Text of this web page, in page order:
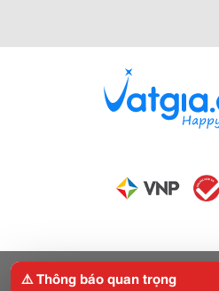
⚠️ Thông báo quan trọng